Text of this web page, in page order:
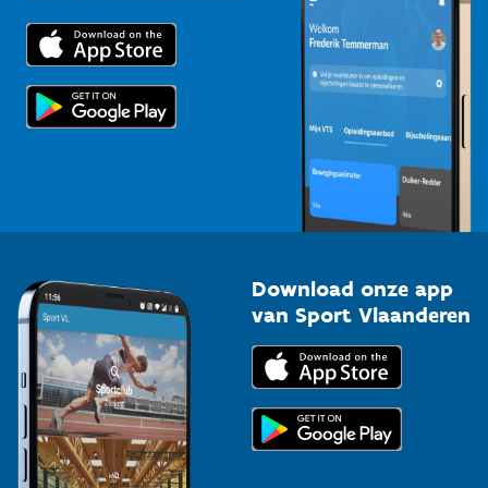
Trainers en begeleiders
Topsporters
Voor de pers
Download onze app
van Sport Vlaanderen